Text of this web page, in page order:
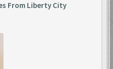
From Liberty City